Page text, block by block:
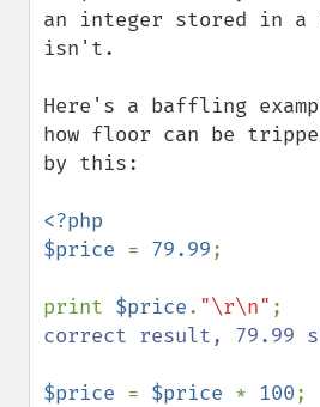
an integer stored in
isn't.
Here's a baffling
how floor can be
by this:
<?php
$price = 79.99;
print $price. "\r\n"
correct result, 79.99
$price = $price * 100;